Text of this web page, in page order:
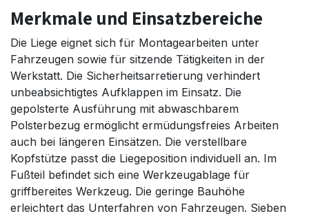
Merkmale und Einsatzbereiche
Die Liege eignet sich für Montagearbeiten unter
Fahrzeugen sowie für sitzende Tätigkeiten in der
Werkstatt. Die Sicherheitsarretierung verhindert
unbeabsichtigtes Aufklappen im Einsatz. Die
gepolsterte Ausführung mit abwaschbarem
Polsterbezug ermöglicht ermüdungsfreies Arbeiten
auch bei längeren Einsätzen. Die verstellbare
Kopfstütze passt die Liegeposition individuell an. Im
Fußteil befindet sich eine Werkzeugablage für
griffbereites Werkzeug. Die geringe Bauhöhe
erleichtert das Unterfahren von Fahrzeugen. Sieben